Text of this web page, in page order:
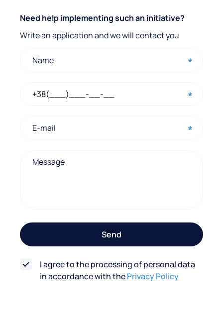
Q
u
o
m
Need help implementing such an initiative?
Write an application and we will contact you
Send
I agree to the processing of personal data
in accordance with thePrivacy Policy